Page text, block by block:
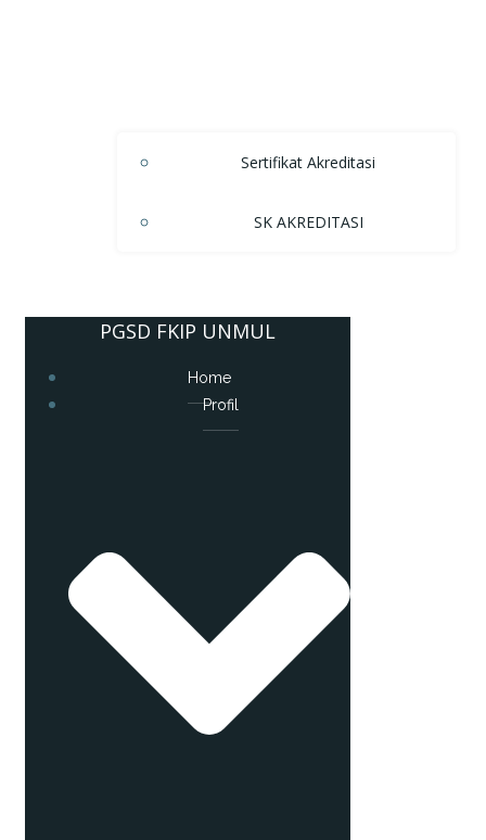
Sertifikat Akreditasi
SK AKREDITASI
PGSD FKIP UNMUL
Home
Profil